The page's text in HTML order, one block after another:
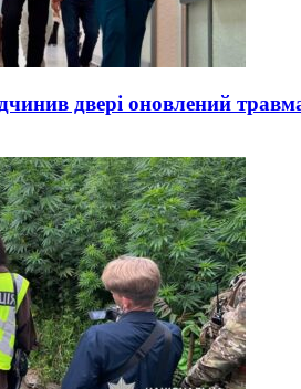
двері оновлений